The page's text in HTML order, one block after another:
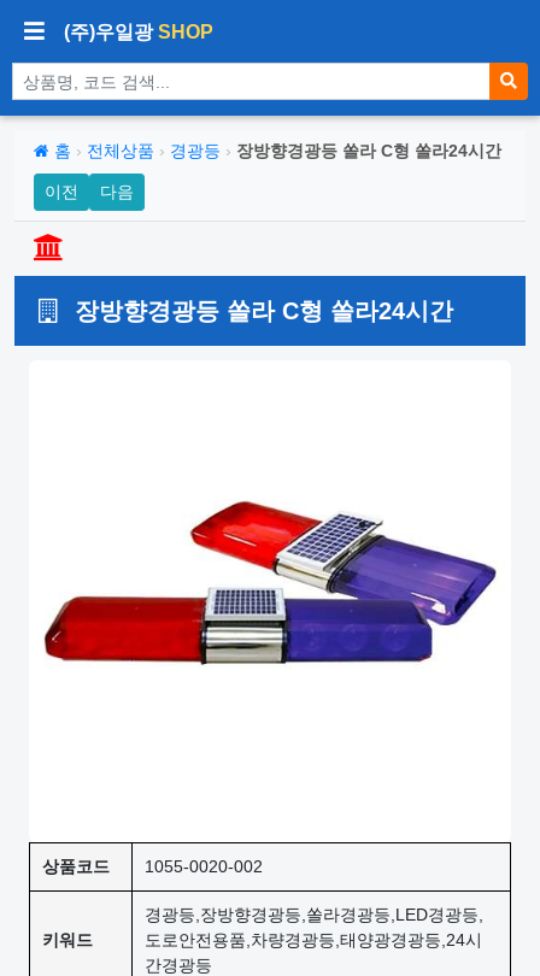
(주)우일광SHOP
상품 검색
홈 › 전체상품 › 경광등 › 장방향경광등 쏠라 C형 쏠라24시간
이전 다음
장방향경광등 쏠라 C형 쏠라24시간
상품코드 1055-0020-002
키워드
경광등,장방향경광등,쏠라경광등,LED경광등,
도로안전용품,차량경광등,태양광경광등,24시
간경광등